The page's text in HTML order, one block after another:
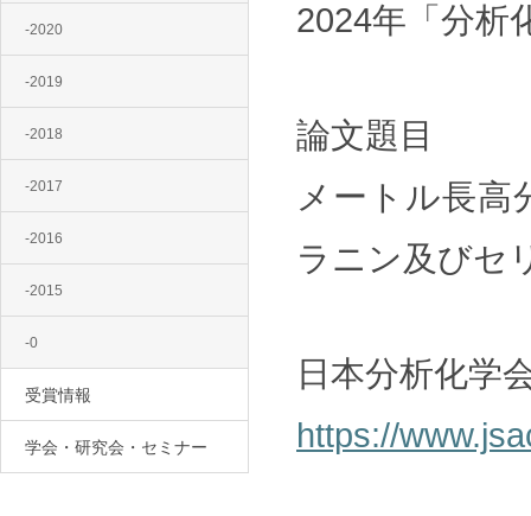
-2020
-2019
-2018
-2017
-2016
-2015
-0
受賞情報
学会・研究会・セミナー
2024年「分析
論文題目
メートル長高
ラニン及びセ
日本分析化学
https://